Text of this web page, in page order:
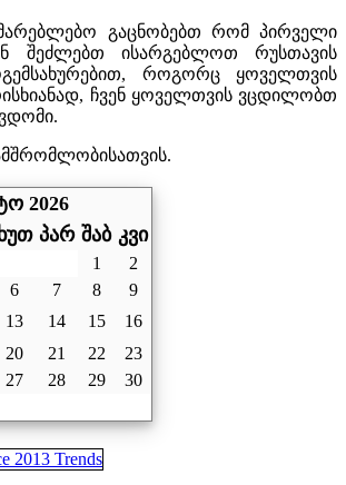
გაცნობებთ რომ პირველი
შეძლებთ ისარგებლოთ რუსთავის
როგორც ყოველთვის
ჩვენ ყოველთვის ვცდილობთ
2026
პარ შაბ კვი
1
2
6 7 8 9
13 14 15
16
20 21 22
23
27 28 29
30